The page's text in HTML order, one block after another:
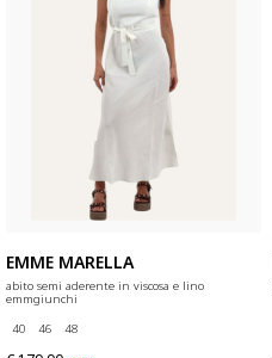
EMME MARELLA
abito semi aderente in viscosa e lino
emmgiunchi
40
46 48